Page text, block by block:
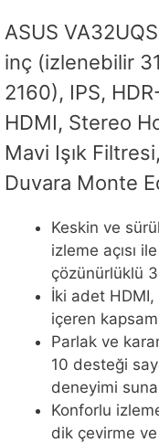
ASUS
inç (izlenebilir
2160), IPS,
HDMI, Stereo
Mavi Işık
Duvara Monte
Keskin ve
izleme açısı
çözünürlüklü
İki adet
içeren
Parlak ve
10 desteği
deneyimi
Konforlu
dik çevirme